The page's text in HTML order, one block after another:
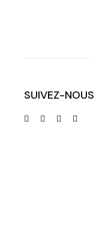
SUIVEZ-NOUS